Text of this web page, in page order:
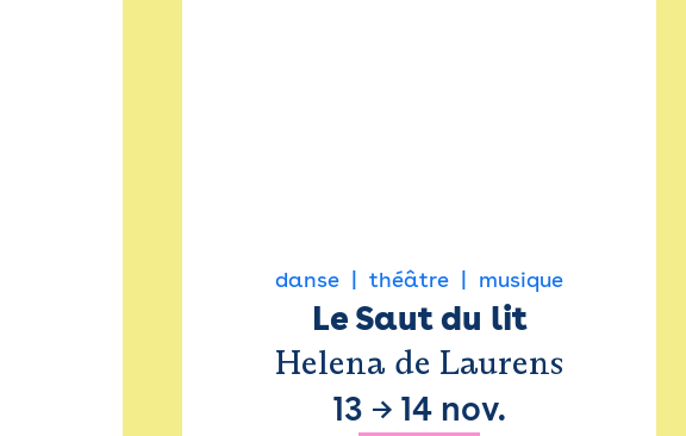
danse théâtre musique
Le Saut du lit
Helena de Laurens
13 → 14 nov.